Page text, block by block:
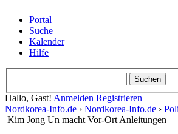
Portal
Suche
Kalender
Hilfe
Hallo, Gast! Anmelden Registrieren
Nordkorea-Info.de › Nordkorea-Info.de ›
Kim Jong Un macht Vor-Ort Anleitungen